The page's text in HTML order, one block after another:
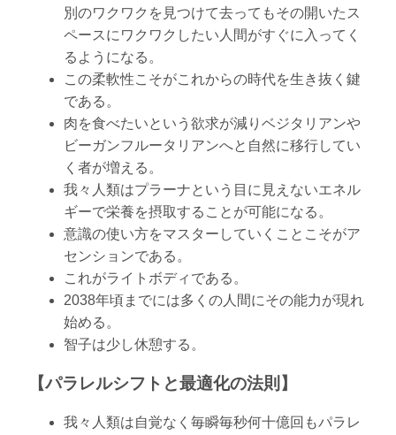
別のワクワクを見つけて去ってもその開いたス
ペースにワクワクしたい人間がすぐに入ってく
るようになる。
この柔軟性こそがこれからの時代を生き抜く鍵
である。
肉を食べたいという欲求が減りベジタリアンや
ビーガンフルータリアンへと自然に移行してい
く者が増える。
我々人類はプラーナという目に見えないエネル
ギーで栄養を摂取することが可能になる。
意識の使い方をマスターしていくことこそがア
センションである。
これがライトボディである。
2038年頃までには多くの人間にその能力が現れ
始める。
智子は少し休憩する。
【パラレルシフトと最適化の法則】
我々人類は自覚なく毎瞬毎秒何十億回もパラレ